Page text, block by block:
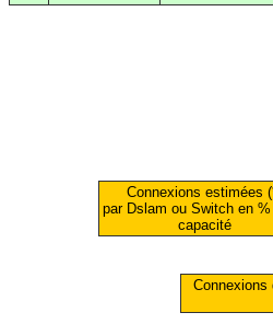
Connexions estimées
par Dslam ou Switch en
capacité
Connexions